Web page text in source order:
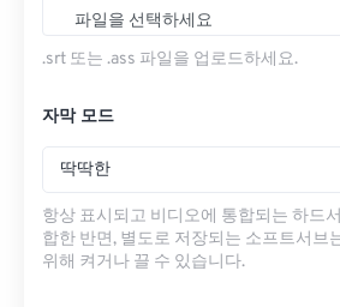
파일을 선택하세요
.srt 또는 .ass 파일을 업로드하세요.
자막 모드
딱딱한
항상 표시되고 비디오에 통합되는 하드
합한 반면, 별도로 저장되는 소프트서브
위해 켜거나 끌 수 있습니다.